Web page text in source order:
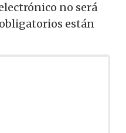
no será
están